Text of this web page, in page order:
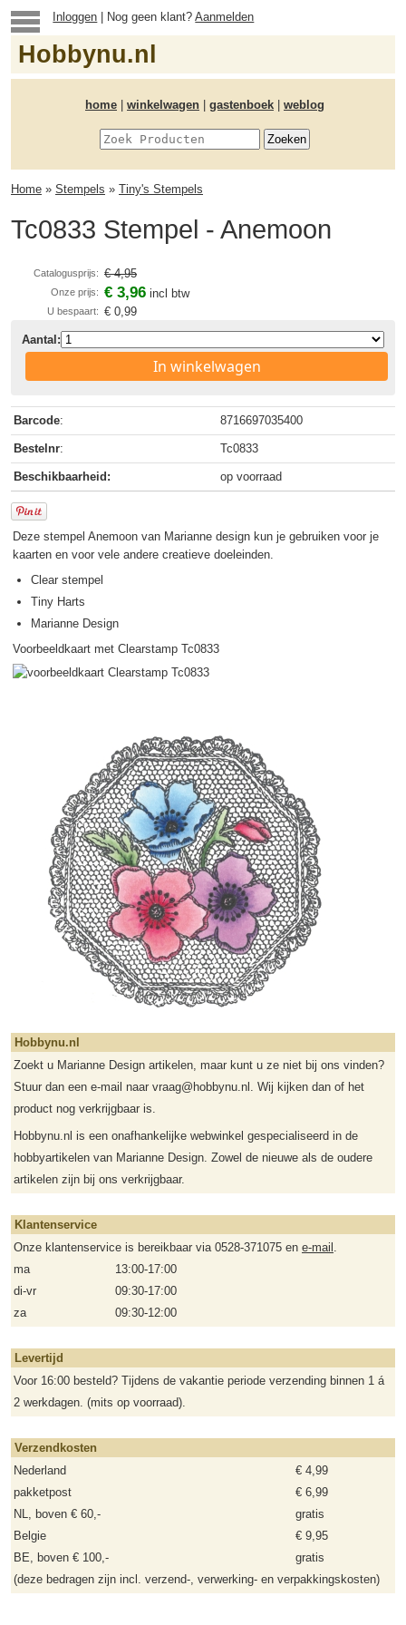
Inloggen | Nog geen klant?Aanmelden
Hobbynu.nl
home winkelwagen gastenboek weblog
Home » Stempels » Tiny's Stempels
Tc0833 Stempel - Anemoon
Catalogusprijs: € 4,95
Onze prijs: € 3,96 incl btw
U bespaart: € 0,99
Aantal:
In winkelwagen
Barcode: 8716697035400
Bestelnr: Tc0833
Beschikbaarheid: op voorraad
Deze stempel Anemoon van Marianne design kun je gebruiken voor je
kaarten en voor vele andere creatieve doeleinden.
Clear stempel
Tiny Harts
Marianne Design
Voorbeeldkaart met Clearstamp Tc0833
Hobbynu.nl
Zoekt u Marianne Design artikelen, maar kunt u ze niet bij ons vinden?
Stuur dan een e-mail naar vraag@hobbynu.nl. Wij kijken dan of het
product nog verkrijgbaar is.
Hobbynu.nl is een onafhankelijke webwinkel gespecialiseerd in de
hobbyartikelen van Marianne Design. Zowel de nieuwe als de oudere
artikelen zijn bij ons verkrijgbaar.
Klantenservice
Onze klantenservice is bereikbaar via 0528-371075 en e-mail .
ma
13:00-17:00
di-vr
09:30-17:00
za
09:30-12:00
Levertijd
Voor 16:00 besteld? Tijdens de vakantie periode verzending binnen 1 á
2 werkdagen. (mits op voorraad).
Verzendkosten
Nederland
€ 4,99
pakketpost
€ 6,99
NL, boven € 60,-
gratis
Belgie
€ 9,95
BE, boven € 100,-
gratis
(deze bedragen zijn incl. verzend-, verwerking- en verpakkingskosten)